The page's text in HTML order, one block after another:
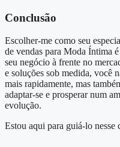
Conclusão
Escolher-me como seu
de vendas para Moda Íntima
seu negócio à frente no
e soluções sob medida, você
mais rapidamente, mas
adaptar-se e prosperar num
evolução.
Estou aqui para guiá-lo nesse